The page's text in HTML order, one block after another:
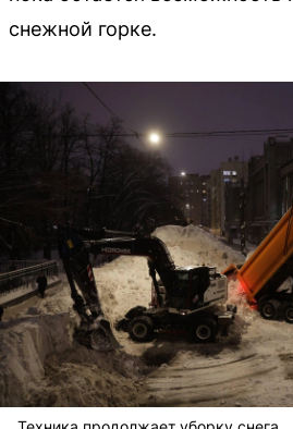
снежной горке.